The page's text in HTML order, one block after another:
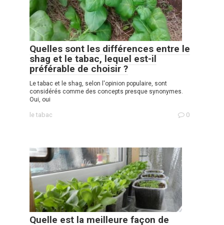
Quelles sont les différences entre le
shag et le tabac, lequel est-il
préférable de choisir ?
Le tabac et le shag, selon l'opinion populaire, sont
considérés comme des concepts presque synonymes.
Oui, oui
le tabac 0
Quelle est la meilleure façon de